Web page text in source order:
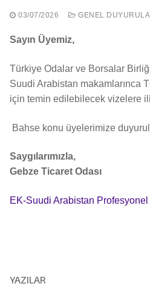
03/07/2026 GENEL
Sayın Üyemiz,
Türkiye Odalar ve Borsalar
Suudi Arabistan makamlarınca
için temin edilebilecek vizelere
Bahse konu üyelerimize
Saygılarımızla,
Gebze Ticaret Odası
EK-Suudi Arabistan
YAZILAR